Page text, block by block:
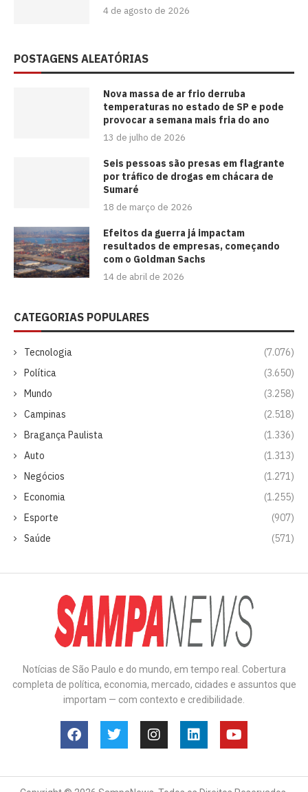
4 de agosto de 2026
POSTAGENS ALEATÓRIAS
Nova massa de ar frio derruba
temperaturas no estado de SP e pode
provocar a semana mais fria do ano
13 de julho de 2026
Seis pessoas são presas em flagrante
por tráfico de drogas em chácara de
Sumaré
18 de março de 2026
Efeitos da guerra já impactam
resultados de empresas, começando
com o Goldman Sachs
14 de abril de 2026
CATEGORIAS POPULARES
Tecnologia
(7.076)
Política
(3.650)
Mundo
(3.258)
Campinas
(2.518)
Bragança Paulista
(1.336)
Auto
(1.313)
Negócios
(1.271)
Economia
(1.255)
Esporte
(907)
Saúde
(571)
Notícias de São Paulo e do mundo, em tempo real. Cobertura
completa de política, economia, mercado, cidades e assuntos que
importam — com contexto e credibilidade.